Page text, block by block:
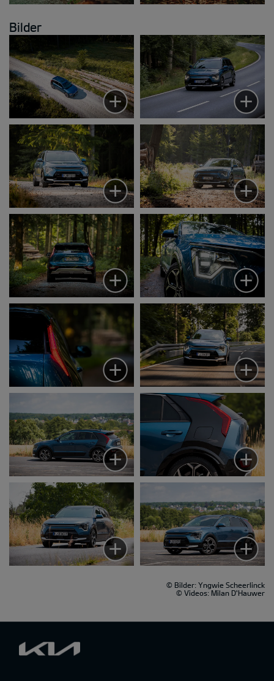
Bilder
© Bilder: Yngwie Scheerlinck
© Videos: Milan D'Hauwer